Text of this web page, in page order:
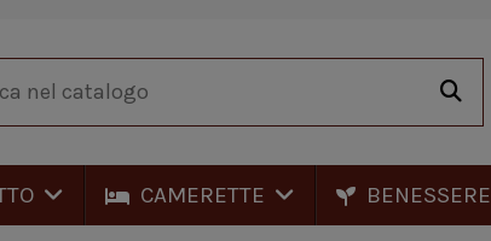
CAMERETTE BENESSERE